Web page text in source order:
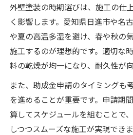
外壁塗装で後悔しない見
外壁塗装の進め方と注
外壁塗装の工事前準備
外壁塗装のトラブル防止
用
外壁塗装の時期選びは、施工の仕
く影響します。愛知県日進市や名
や夏の高温多湿を避け、春や秋の
施工するのが理想的です。適切な
料の乾燥が均一になり、耐久性が向
また、助成金申請のタイミングも
を進めることが重要です。申請期
算してスケジュールを組むことで
しつつスムーズな施工が実現でき